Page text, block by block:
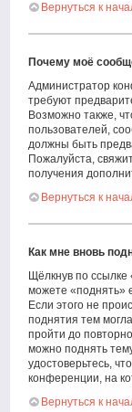
Вернуться к
Почему моё
Администратор
требуют
Возможно также,
пользователей,
должны быть
Пожалуйста,
получения
Вернуться к
Как мне вновь
Щёлкнув по
можете «поднять»
Если этого не
поднятия тем
пройти до
можно поднять
удостоверьтесь,
конференции, на
Вернуться к